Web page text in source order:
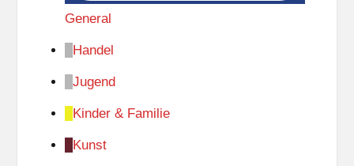
General
Handel
Jugend
Kinder & Familie
Kunst